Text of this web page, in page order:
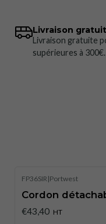
Livraison
Livraison gratuite
supérieures à 300€.
FP36SIR |Portwest
Cordon
€43,40 HT